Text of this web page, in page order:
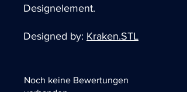
Designelement.
Designed by: Kraken.STL
Noch keine Bewertungen